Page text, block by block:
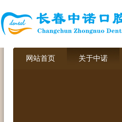
网站首页 关于中诺